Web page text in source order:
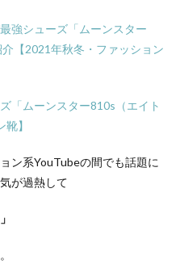
強シューズ「ムーンスター
【2021年秋冬・ファッション
「ムーンスター810s（エイト
】
ン系YouTubeの間でも話題に
が過熱して